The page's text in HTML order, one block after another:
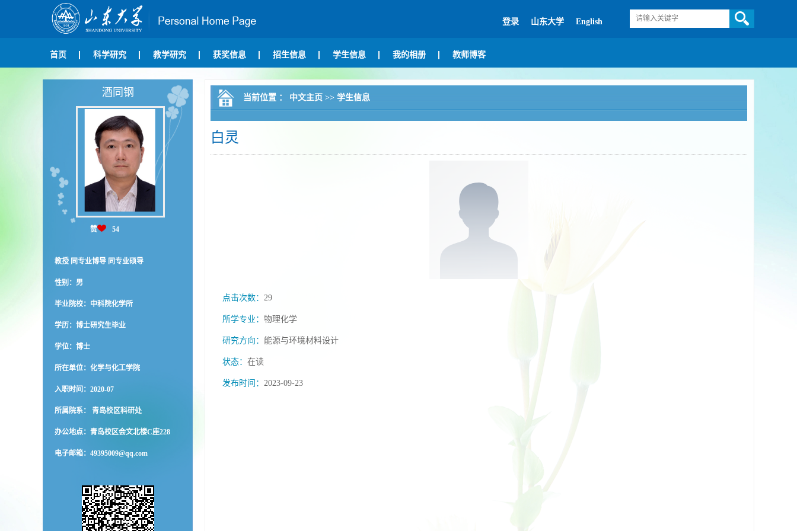
登录 山东大学 English
首页 科学研究 教学研究 获奖信息 招生信息 学生信息 我的相册 教师博客
酒同钢
赞 54
教授 同专业博导 同专业硕导
性别：男
毕业院校：中科院化学所
学历：博士研究生毕业
学位：博士
所在单位：化学与化工学院
入职时间：2020-07
所属院系： 青岛校区科研处
办公地点：青岛校区会文北楼C座228
电子邮箱： 49395009@qq.com
当前位置 ： 中文主页 >> 学生信息
白灵
点击次数： 29
所学专业： 物理化学
研究方向： 能源与环境材料设计
状态： 在读
发布时间： 2023-09-23